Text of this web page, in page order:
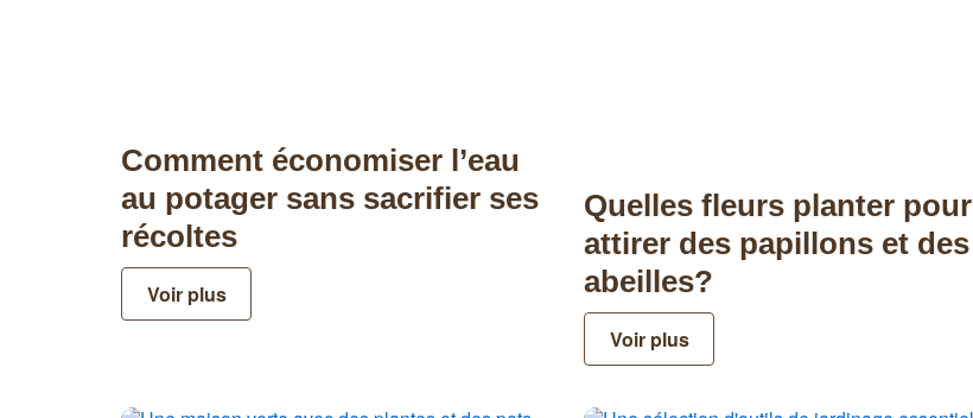
Comment économiser l’eau
au potager sans sacrifier ses
récoltes
Voir plus
Quelles fleurs planter pour
attirer des papillons et des
abeilles?
Voir plus